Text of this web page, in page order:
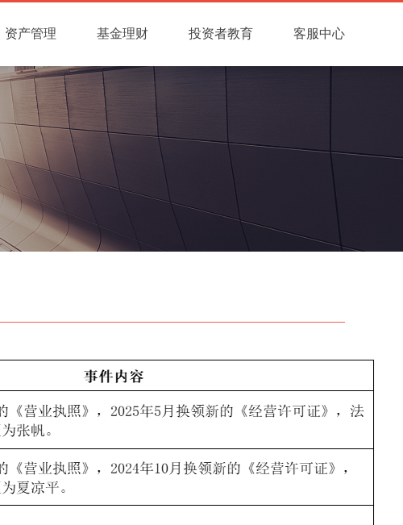
资产管理 基金理财 投资者教育 客服中心